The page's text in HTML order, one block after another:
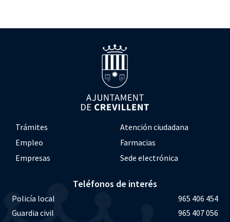
Trámites
Atención ciudadana
Empleo
Farmacias
Empresas
Sede electrónica
Teléfonos de interés
Policía local
965 406 454
Guardia civil
965 407 056